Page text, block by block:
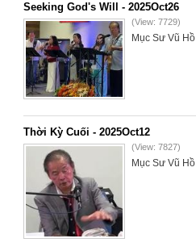
Seeking God's Will - 2025Oct26
(View: 7729)
Mục Sư Vũ Hồ
Thời Kỳ Cuối - 2025Oct12
(View: 7827)
Mục Sư Vũ Hồ